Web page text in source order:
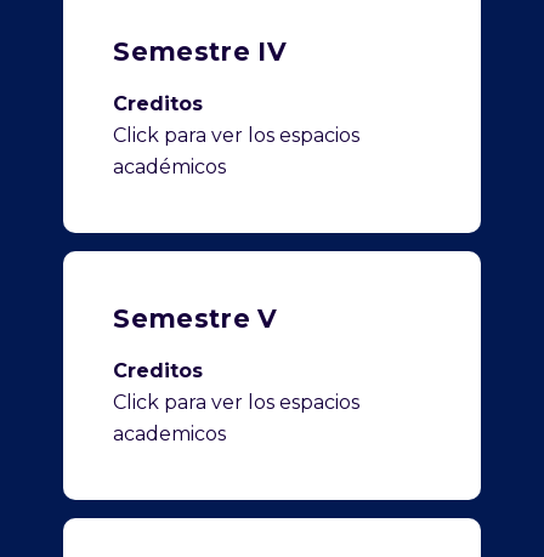
Semestre IV
Creditos
Click para ver los espacios
académicos
Semestre V
Creditos
Click para ver los espacios
academicos